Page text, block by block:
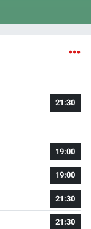
21:30
19:00
19:00
21:30
21:30